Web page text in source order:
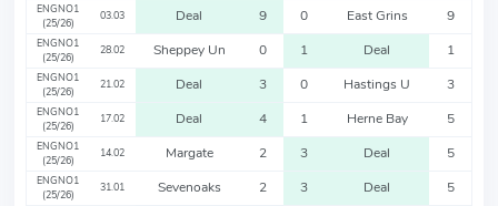
ENGNO1
(25/26)
03.03 Deal 9 0 East Grins 9
ENGNO1
(25/26)
28.02 Sheppey Un 0 1 Deal 1
ENGNO1
(25/26)
21.02 Deal 3 0 Hastings U 3
ENGNO1
(25/26)
17.02 Deal 4 1 Herne Bay 5
ENGNO1
(25/26)
14.02 Margate 2 3 Deal 5
ENGNO1
(25/26)
31.01 Sevenoaks 2 3 Deal 5